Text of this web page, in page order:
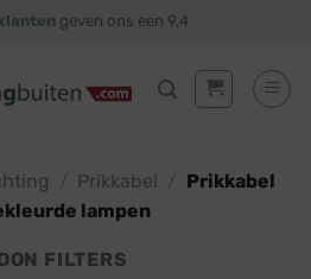
geven ons een 9,4
Prikkabel
Prikkabel
lampen
FILTERS